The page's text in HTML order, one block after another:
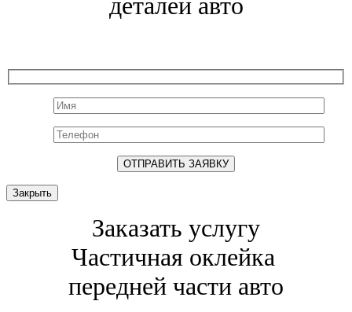
деталей авто
Закрыть
Заказать услугу
Частичная оклейка
передней части авто